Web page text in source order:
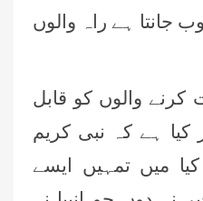
جانتا ہے راہ والوں
کرنے والوں کو قابل
ہے کہ نبی کریم
میں تمہیں ایسے